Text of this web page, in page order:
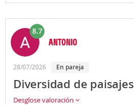
8.7
ANTONIO
28/07/2026 En pareja
Diversidad de paisajes
Desglose valoración